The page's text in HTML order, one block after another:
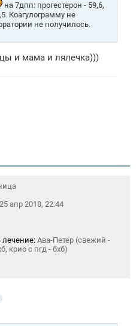
на 7дпп: прогестерон - 59,6,
Коагулограмму не
не получилось.
и мама и лялечка)))
25 апр 2018, 22:44
лечение: Ава-Петер (свежий -
крио с пгд - бхб)